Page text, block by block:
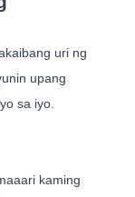
uri ng
upang
sa iyo.
kaming